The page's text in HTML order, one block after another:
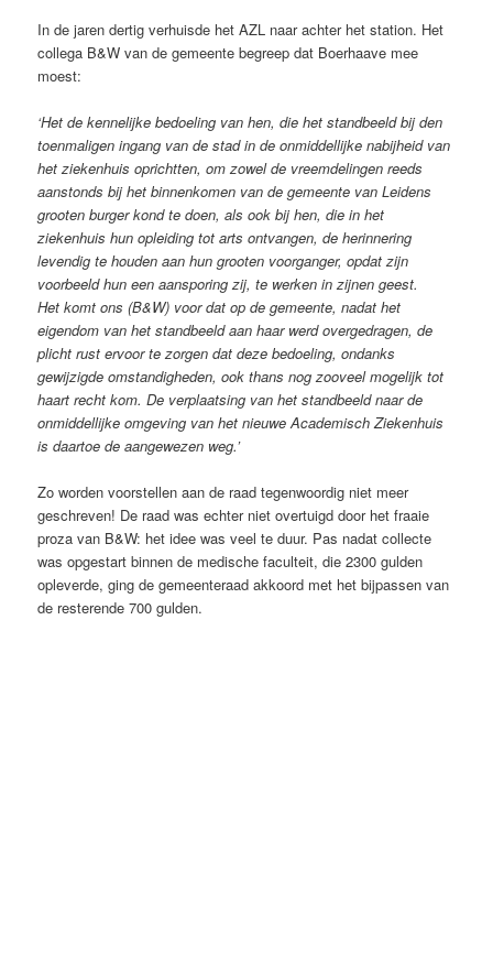
In de jaren dertig verhuisde het AZL naar achter het station. Het
collega B&W van de gemeente begreep dat Boerhaave mee
moest:
‘Het de kennelijke bedoeling van hen, die het standbeeld bij den
toenmaligen ingang van de stad in de onmiddellijke nabijheid van
het ziekenhuis oprichtten, om zowel de vreemdelingen reeds
aanstonds bij het binnenkomen van de gemeente van Leidens
grooten burger kond te doen, als ook bij hen, die in het
ziekenhuis hun opleiding tot arts ontvangen, de herinnering
levendig te houden aan hun grooten voorganger, opdat zijn
voorbeeld hun een aansporing zij, te werken in zijnen geest.
Het komt ons (B&W) voor dat op de gemeente, nadat het
eigendom van het standbeeld aan haar werd overgedragen, de
plicht rust ervoor te zorgen dat deze bedoeling, ondanks
gewijzigde omstandigheden, ook thans nog zooveel mogelijk tot
haart recht kom. De verplaatsing van het standbeeld naar de
onmiddellijke omgeving van het nieuwe Academisch Ziekenhuis
is daartoe de aangewezen weg.’
Zo worden voorstellen aan de raad tegenwoordig niet meer
geschreven! De raad was echter niet overtuigd door het fraaie
proza van B&W: het idee was veel te duur. Pas nadat collecte
was opgestart binnen de medische faculteit, die 2300 gulden
opleverde, ging de gemeenteraad akkoord met het bijpassen van
de resterende 700 gulden.